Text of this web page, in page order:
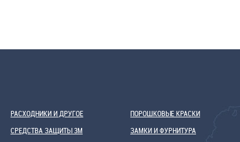
РАСХОДНИКИ И ДРУГОЕ
СРЕДСТВА ЗАЩИТЫ 3М
ПОРОШКОВЫЕ КРАСКИ
ЗАМКИ И ФУРНИТУРА